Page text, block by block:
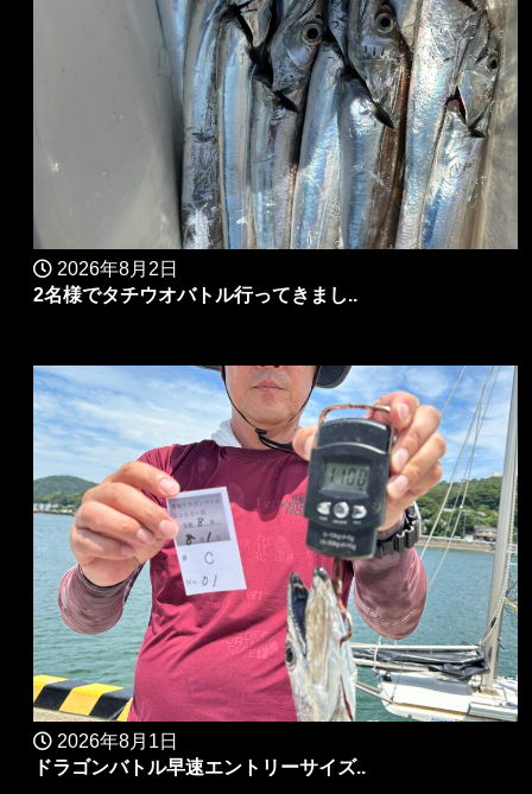
2026年8月2日
2名様でタチウオバトル行ってきまし..
2026年8月1日
ドラゴンバトル早速エントリーサイズ..